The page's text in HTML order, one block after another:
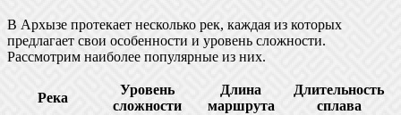
В Архызе протекает несколько рек, каждая из которых
предлагает свои особенности и уровень сложности.
Рассмотрим наиболее популярные из них.
Река
Уровень
сложности
Длина
маршрута
Длительность
сплава